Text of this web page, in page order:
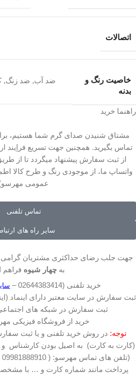
اتصالات
خاصیت رنگ و
بدنه
ضد آب, ضد زنگ,
راهنما خرید
مشتاق شنیدن صدای گرم شما هستیم،
تماس بگیرید. همچنین جهت تسریع فراِیند
از ثبت سفارش پیشنهاد میگردد تا از
واتساپ ما، از موجودی رنگ و طرح کالا
عمومی
تماس تلفنی
سایر راه های
جهت جلب رضای حداکثری مشتریان
بهچهار شیوه
خرید تلفنی (02644383414 –
ثبت سفارش در سایت معتبر دارای اینماد
ثبت سفارش در شبکه های
خرید از فروشگاه فیزیکی
توجه: در روش خرید تلفنی و یا ثبت
(کارت به کارت) به اصیل بودن کارشناس
پرداخت مانند شماره کارت و … با